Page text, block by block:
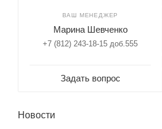
ВАШ МЕНЕДЖЕР
Марина Шевченко
+7 (812) 243-18-15 доб.555
Задать вопрос
Новости